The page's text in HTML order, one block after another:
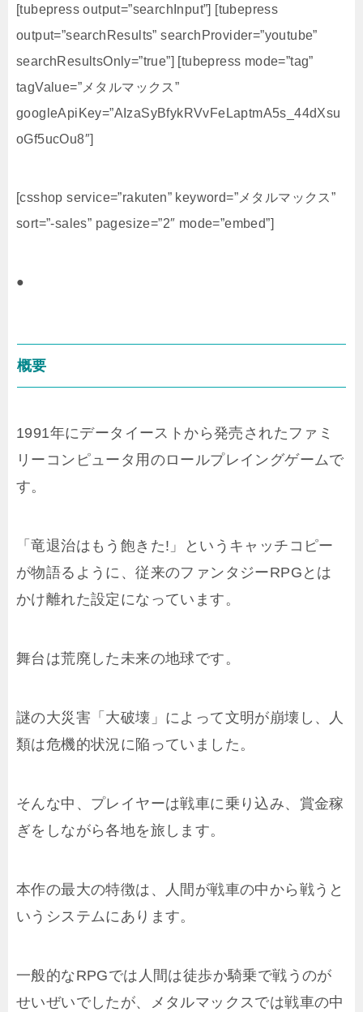
[tubepress output=”searchInput”] [tubepress
output=”searchResults” searchProvider=”youtube”
searchResultsOnly=”true”] [tubepress mode=”tag”
tagValue=”メタルマックス”
googleApiKey=”AIzaSyBfykRVvFeLaptmA5s_44dXsu
oGf5ucOu8″]
[csshop service=”rakuten” keyword=”メタルマックス”
sort=”-sales” pagesize=”2″ mode=”embed”]
●
概要
1991年にデータイーストから発売されたファミ
リーコンピュータ用のロールプレイングゲームで
す。
「竜退治はもう飽きた!」というキャッチコピー
が物語るように、従来のファンタジーRPGとは
かけ離れた設定になっています。
舞台は荒廃した未来の地球です。
謎の大災害「大破壊」によって文明が崩壊し、人
類は危機的状況に陥っていました。
そんな中、プレイヤーは戦車に乗り込み、賞金稼
ぎをしながら各地を旅します。
本作の最大の特徴は、人間が戦車の中から戦うと
いうシステムにあります。
一般的なRPGでは人間は徒歩か騎乗で戦うのが
せいぜいでしたが、メタルマックスでは戦車の中